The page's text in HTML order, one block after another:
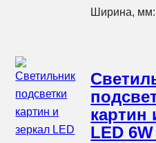
Ширина, мм:
картин
LED